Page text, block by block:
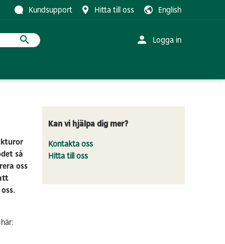
Kundsupport Hitta till oss English
Logga in
Klivet
så
oss
Kan vi hjälpa dig mer?
Kontakta oss
Hitta till oss